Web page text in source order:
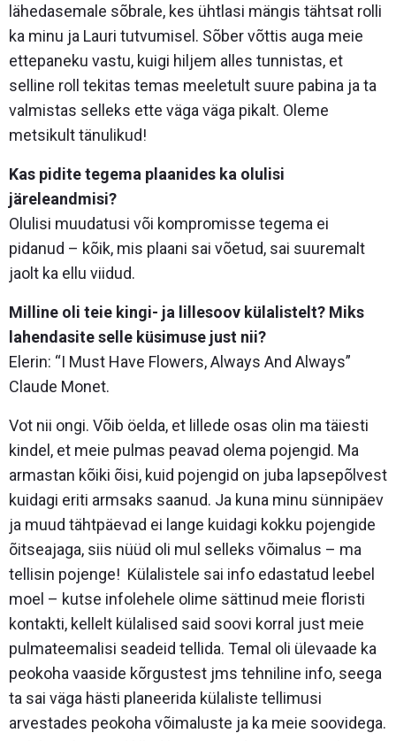
lähedasemale sõbrale, kes ühtlasi mängis tähtsat rolli
ka minu ja Lauri tutvumisel. Sõber võttis auga meie
ettepaneku vastu, kuigi hiljem alles tunnistas, et
selline roll tekitas temas meeletult suure pabina ja ta
valmistas selleks ette väga väga pikalt. Oleme
metsikult tänulikud!
Kas pidite tegema plaanides ka olulisi
järeleandmisi?
Olulisi muudatusi või kompromisse tegema ei
pidanud – kõik, mis plaani sai võetud, sai suuremalt
jaolt ka ellu viidud.
Milline oli teie kingi- ja lillesoov külalistelt? Miks
lahendasite selle küsimuse just nii?
Elerin: “I Must Have Flowers, Always And Always”
Claude Monet.
Vot nii ongi. Võib öelda, et lillede osas olin ma täiesti
kindel, et meie pulmas peavad olema pojengid. Ma
armastan kõiki õisi, kuid pojengid on juba lapsepõlvest
kuidagi eriti armsaks saanud. Ja kuna minu sünnipäev
ja muud tähtpäevad ei lange kuidagi kokku pojengide
õitseajaga, siis nüüd oli mul selleks võimalus – ma
tellisin pojenge! Külalistele sai info edastatud leebel
moel – kutse infolehele olime sättinud meie floristi
kontakti, kellelt külalised said soovi korral just meie
pulmateemalisi seadeid tellida. Temal oli ülevaade ka
peokoha vaaside kõrgustest jms tehniline info, seega
ta sai väga hästi planeerida külaliste tellimusi
arvestades peokoha võimaluste ja ka meie soovidega.